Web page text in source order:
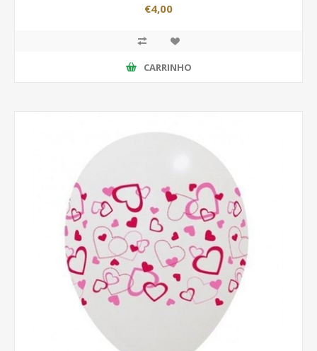
€4,00
CARRINHO